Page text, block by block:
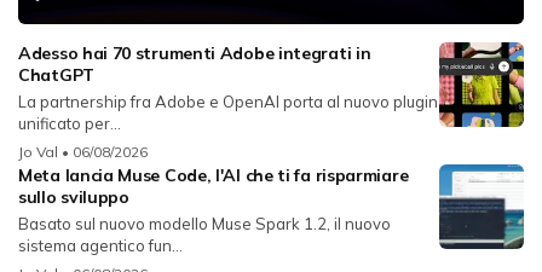
Adesso hai 70 strumenti Adobe integrati in
ChatGPT
La partnership fra Adobe e OpenAI porta al nuovo plugin
unificato per...
Jo Val • 06/08/2026
Meta lancia Muse Code, l'AI che ti fa risparmiare
sullo sviluppo
Basato sul nuovo modello Muse Spark 1.2, il nuovo
sistema agentico fun...